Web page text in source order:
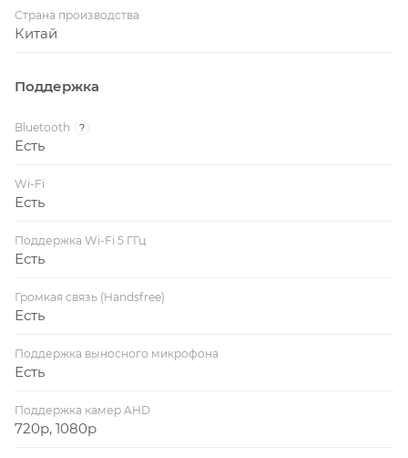
Страна производства
Китай
Поддержка
Bluetooth ?
Есть
Wi-Fi
Есть
Поддержка Wi-Fi 5 ГГц
Есть
Громкая связь (Handsfree)
Есть
Поддержка выносного микрофона
Есть
Поддержка камер AHD
720p, 1080p